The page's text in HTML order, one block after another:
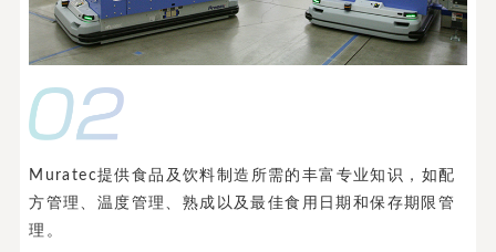
Muratec提供食品及饮料制造所需的丰富专业知识，如配
方管理、温度管理、熟成以及最佳食用日期和保存期限管
理。